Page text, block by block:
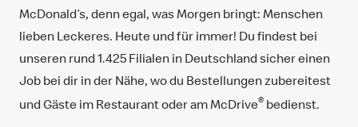
McDonald’s, denn egal, was Morgen bringt: Menschen
lieben Leckeres. Heute und für immer! Du findest bei
unseren rund 1.425 Filialen in Deutschland sicher einen
Job bei dir in der Nähe, wo du Bestellungen zubereitest
und Gäste im Restaurant oder am McDrive® bedienst.